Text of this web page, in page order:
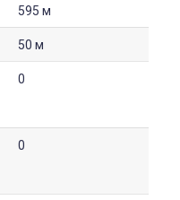
595 м
50 м
0
0